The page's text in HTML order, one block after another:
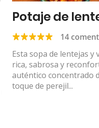
Potaje de
14
Esta sopa de lentejas y
rica, sabrosa y
auténtico concentrado
toque de perejil...